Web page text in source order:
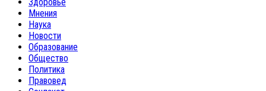
Мнения
Наука
Новости
Образование
Общество
Политика
Правовед